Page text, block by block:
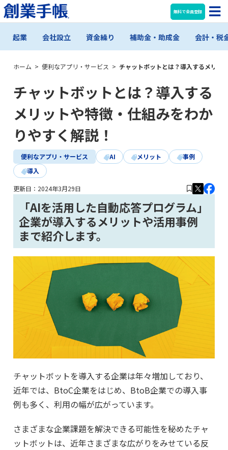
無料で会員登録
起業 会社設立 資金繰り 補助金・助成金 会計・税
ホーム > 便利なアプリ・サービス > チャットボットとは？導入するメリッ
チャットボットとは？導入する
メリットや特徴・仕組みをわか
りやすく解説！
便利なアプリ・サービス AI メリット
事例
導入
更新日： 2024年3月29日
「AIを活用した自動応答プログラム」
企業が導入するメリットや活用事例
まで紹介します。
チャットボットを導入する企業は年々増加しており、
近年では、BtoC企業をはじめ、BtoB企業での導入事
例も多く、利用の幅が広がっています。
さまざまな企業課題を解決できる可能性を秘めたチャ
ットボットは、近年さまざまな広がりをみせている反